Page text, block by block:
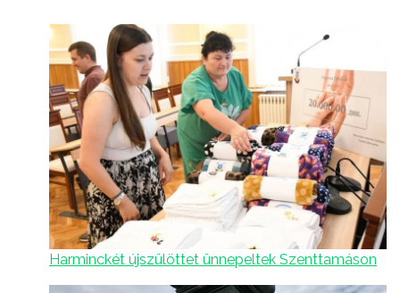
Harminckét újszülöttet ünnepeltek Szenttamáson